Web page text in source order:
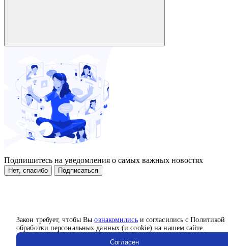
Закон требует, чтобы Выознакомилисьи согласились с Политикой
обработки персональных данных (и cookie) на нашем сайте.
Согласен
Подпишитесь на уведомления о самых важных новостях
Нет, спасибо Подписаться